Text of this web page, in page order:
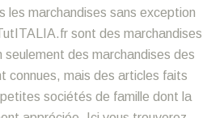
les marchandises sans exception
sont des marchandises
seulement des marchandises des
connues, mais des articles faits
sociétés de famille dont la